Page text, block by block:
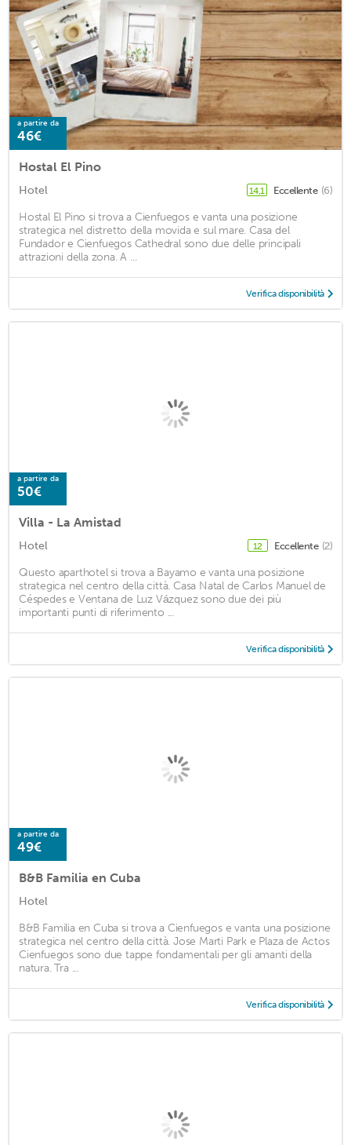
a partire da
46€
Hostal El Pino
Hotel 14,1 Eccellente (6)
Hostal El Pino si trova a Cienfuegos e vanta una posizione
strategica nel distretto della movida e sul mare. Casa del
Fundador e Cienfuegos Cathedral sono due delle principali
attrazioni della zona. A ...
Verifica disponibilità
a partire da
50€
Villa - La Amistad
Hotel 12 Eccellente (2)
Questo aparthotel si trova a Bayamo e vanta una posizione
strategica nel centro della città. Casa Natal de Carlos Manuel de
Céspedes e Ventana de Luz Vázquez sono due dei più
importanti punti di riferimento ...
Verifica disponibilità
a partire da
49€
B&B Familia en Cuba
Hotel
B&B Familia en Cuba si trova a Cienfuegos e vanta una posizione
strategica nel centro della città. Jose Marti Park e Plaza de Actos
Cienfuegos sono due tappe fondamentali per gli amanti della
natura. Tra ...
Verifica disponibilità